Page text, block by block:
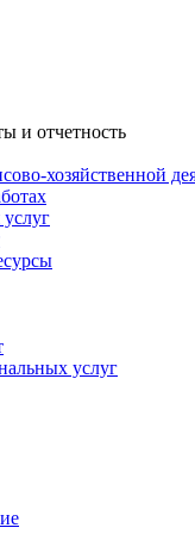
и отчетность
хозяйственной
услуг